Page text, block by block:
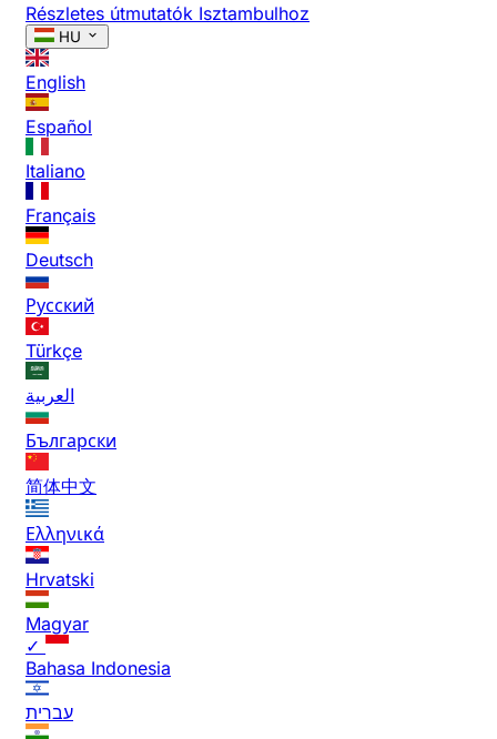
Részletes útmutatók Isztambulhoz
HU
English
Español
Italiano
Français
Deutsch
Русский
Türkçe
العربية
Български
简体中文
Ελληνικά
Hrvatski
Magyar
✓
Bahasa Indonesia
עברית